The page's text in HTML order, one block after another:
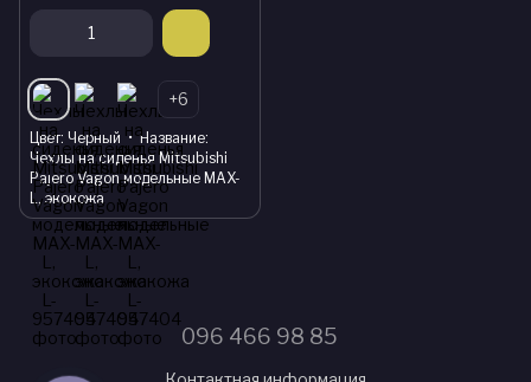
+6
Цвет Черный
Название
Чехлы на сиденья Mitsubishi
Pajero Vagon модельные MAX-
L, экокожа
096 466 98 85